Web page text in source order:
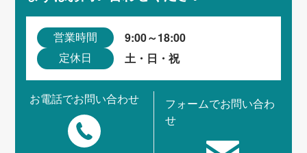
営業時間 9:00～18:00
定休日 土・日・祝
お電話でお問い合わせ
フォームでお問い合わ
せ